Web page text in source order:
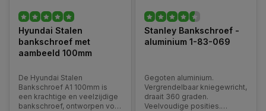
Hyundai Stalen
bankschroef met
aambeeld 100mm
De Hyundai Stalen
Bankschroef A1 100mm is
een krachtige en veelzijdige
bankschroef, ontworpen voor
Stanley Bankschroef -
aluminium 1-83-069
Gegoten aluminium.
Vergrendelbaar kniegewricht,
draait 360 graden.
Veelvoudige posities.